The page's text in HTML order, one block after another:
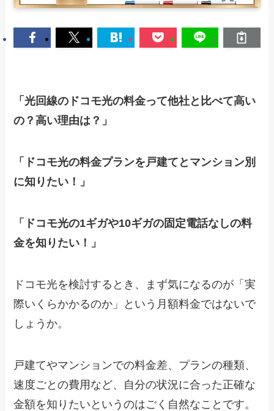
「光回線のドコモ光の料金って他社と比べて高い
の？高い理由は？」
「ドコモ光の料金プランを戸建てとマンション別
に知りたい！」
「ドコモ光の1ギガや10ギガの固定電話なしの料
金を知りたい！」
ドコモ光を検討するとき、まず気になるのが「実
際いくらかかるのか」という月額料金ではないで
しょうか。
戸建てやマンションでの料金差、プランの種類、
速度ごとの費用など、自分の状況に合った正確な
金額を知りたいというのはごく自然なことです。